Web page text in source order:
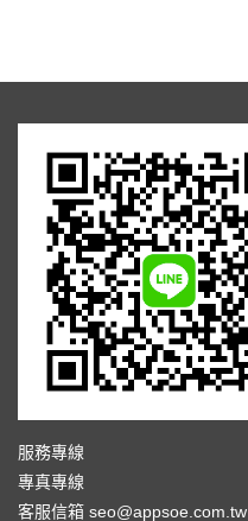
服務專線
專真專線
客服信箱 seo@appsoe.com.tw